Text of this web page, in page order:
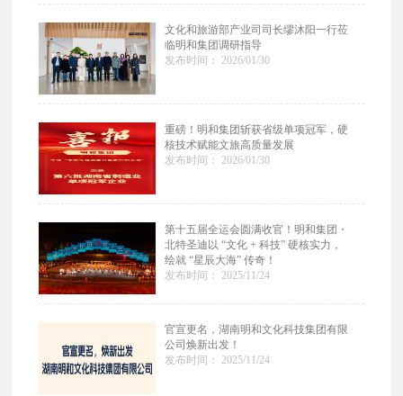
文化和旅游部产业司司长缪沐阳一行莅
临明和集团调研指导
发布时间： 2026/01/30
重磅！明和集团斩获省级单项冠军，硬
核技术赋能文旅高质量发展
发布时间： 2026/01/30
第十五届全运会圆满收官！明和集团・
北特圣迪以 “文化 + 科技” 硬核实力，
绘就 “星辰大海” 传奇！
发布时间： 2025/11/24
官宣更名，湖南明和文化科技集团有限
公司焕新出发！
发布时间： 2025/11/24